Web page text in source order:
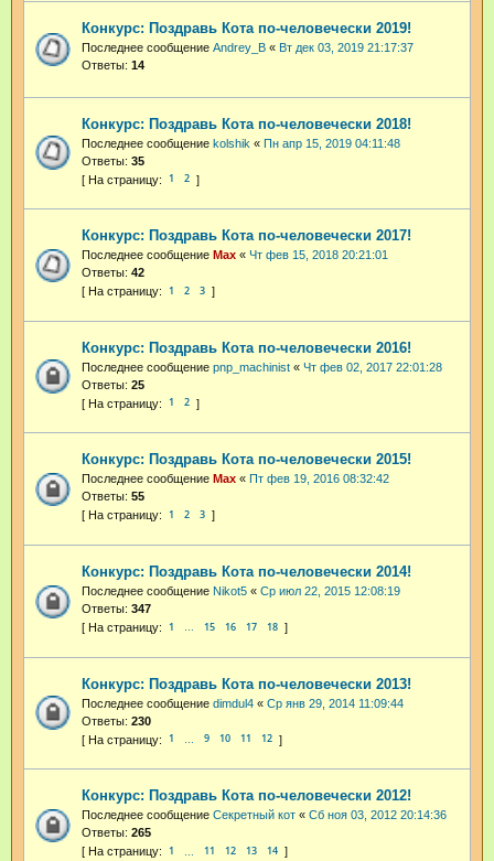
Конкурс: Поздравь Кота по-человечески 2019!
Последнее сообщение Andrey_B « Вт дек 03, 2019 21:17:37
Ответы: 14
Конкурс: Поздравь Кота по-человечески 2018!
Последнее сообщение kolshik « Пн апр 15, 2019 04:11:48
Ответы: 35
1 2
Конкурс: Поздравь Кота по-человечески 2017!
Последнее сообщение Max « Чт фев 15, 2018 20:21:01
Ответы: 42
1 2 3
Конкурс: Поздравь Кота по-человечески 2016!
Последнее сообщение pnp_machinist « Чт фев 02, 2017 22:01:28
Ответы: 25
1 2
Конкурс: Поздравь Кота по-человечески 2015!
Последнее сообщение Max « Пт фев 19, 2016 08:32:42
Ответы: 55
1 2 3
Конкурс: Поздравь Кота по-человечески 2014!
Последнее сообщение Nikot5 « Ср июл 22, 2015 12:08:19
Ответы: 347
1 … 15 16 17 18
Конкурс: Поздравь Кота по-человечески 2013!
Последнее сообщение dimdul4 « Ср янв 29, 2014 11:09:44
Ответы: 230
1 9 10 11 12
Конкурс: Поздравь Кота по-человечески 2012!
Последнее сообщение Секретный кот « Сб ноя 03, 2012 20:14:36
Ответы: 265
1 11 12 13 14